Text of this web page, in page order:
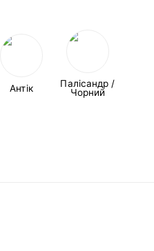
Антік
Палісандр /
Чорний